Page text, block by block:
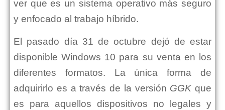
ver que es un sistema operativo más seguro
y enfocado al trabajo híbrido.
El pasado día 31 de octubre dejó de estar
disponible Windows 10 para su venta en los
diferentes formatos. La única forma de
adquirirlo es a través de la versión GGK que
es para aquellos dispositivos no legales y